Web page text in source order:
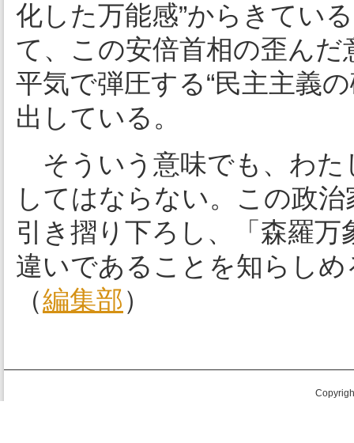
化した万能感”からきてい
て、この安倍首相の歪ん
平気で弾圧する“民主主義
出している。
そういう意味でも、わた
してはならない。この政
引き摺り下ろし、「森羅
違いであることを知らし
（編集部）